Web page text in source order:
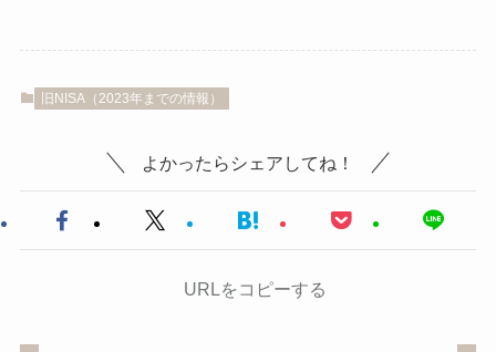
旧NISA（2023年までの情報）
よかったらシェアしてね！
URLをコピーする